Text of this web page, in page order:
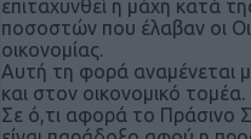
επιταχυνθεί η μάχη κατά
ποσοστών που έλαβαν οι
οικονομίας.
Αυτή τη φορά αναμένεται
και στον οικονομικό
Σε ό,τι αφορά το Πράσινο